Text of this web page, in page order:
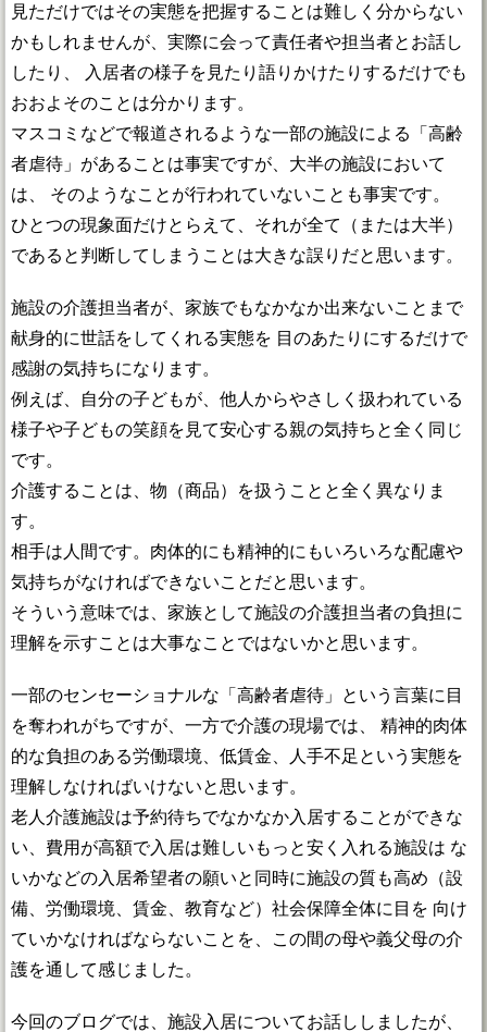
見ただけではその実態を把握することは難しく分からない
かもしれませんが、実際に会って責任者や担当者とお話し
したり、 入居者の様子を見たり語りかけたりするだけでも
おおよそのことは分かります。
マスコミなどで報道されるような一部の施設による「高齢
者虐待」があることは事実ですが、大半の施設において
は、 そのようなことが行われていないことも事実です。
ひとつの現象面だけとらえて、それが全て（または大半）
であると判断してしまうことは大きな誤りだと思います。
施設の介護担当者が、家族でもなかなか出来ないことまで
献身的に世話をしてくれる実態を 目のあたりにするだけで
感謝の気持ちになります。
例えば、自分の子どもが、他人からやさしく扱われている
様子や子どもの笑顔を見て安心する親の気持ちと全く同じ
です。
介護することは、物（商品）を扱うことと全く異なりま
す。
相手は人間です。肉体的にも精神的にもいろいろな配慮や
気持ちがなければできないことだと思います。
そういう意味では、家族として施設の介護担当者の負担に
理解を示すことは大事なことではないかと思います。
一部のセンセーショナルな「高齢者虐待」という言葉に目
を奪われがちですが、一方で介護の現場では、 精神的肉体
的な負担のある労働環境、低賃金、人手不足という実態を
理解しなければいけないと思います。
老人介護施設は予約待ちでなかなか入居することができな
い、費用が高額で入居は難しいもっと安く入れる施設は な
いかなどの入居希望者の願いと同時に施設の質も高め（設
備、労働環境、賃金、教育など）社会保障全体に目を 向け
ていかなければならないことを、この間の母や義父母の介
護を通して感じました。
今回のブログでは、施設入居についてお話ししましたが、